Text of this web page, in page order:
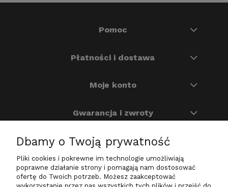
Pomoc
Płatności i dostawa
Moje konto
Gwarancja i zwroty
O nas
Na skróty
Dbamy o Twoją prywatność
Pliki cookies i pokrewne im technologie umożliwiają
poprawne działanie strony i pomagają nam dostosować
ofertę do Twoich potrzeb. Możesz zaakceptować